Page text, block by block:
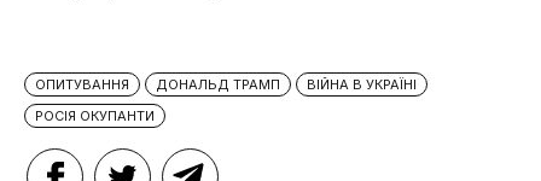
ОПИТУВАННЯ ДОНАЛЬД ТРАМП
ВІЙНА В УКРАЇНІ
РОСІЯ ОКУПАНТИ